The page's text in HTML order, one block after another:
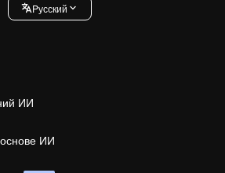
Pусский
ИИ
ИИ